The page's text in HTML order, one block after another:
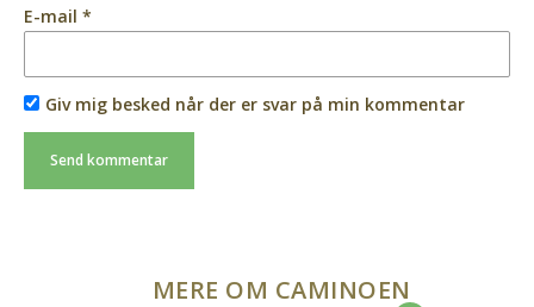
E-mail *
Giv mig besked når der er svar på min kommentar
MERE OM CAMINOEN